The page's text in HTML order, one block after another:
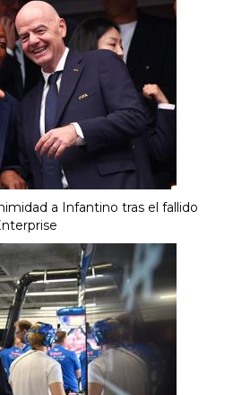
a Infantino tras el fallido